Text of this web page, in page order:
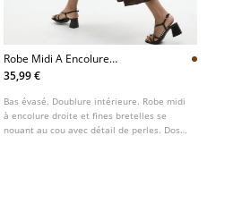
Robe Midi A Encolure
Americaine Et Perles
35,99 €
Bas évasé. Doublure intérieure. Robe midi
à encolure droite et fines bretelles se
nouant au cou avec détail de perles. Dos